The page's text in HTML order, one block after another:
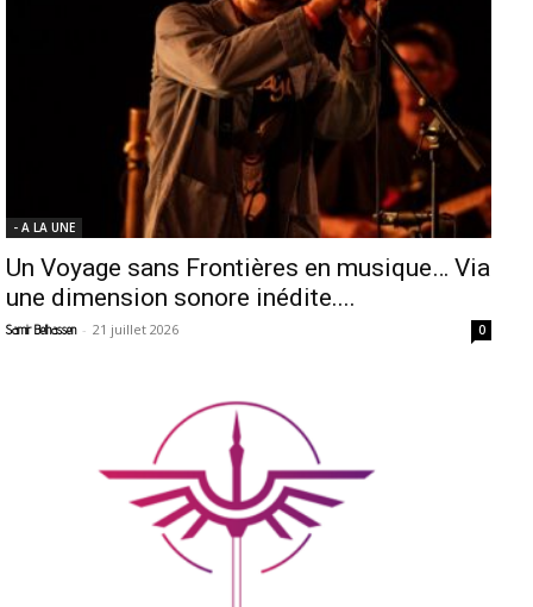
- A LA UNE
Un Voyage sans Frontières en musique… Via
une dimension sonore inédite....
Samir Belhassen - 21 juillet 2026 0